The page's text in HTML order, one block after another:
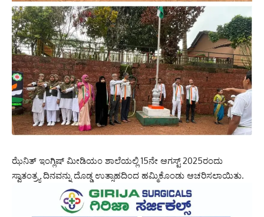
ಝೆನಿತ್ ಇಂಗ್ಲಿಷ್ ಮೀಡಿಯಂ ಶಾಲೆಯಲ್ಲಿ 15ನೇ ಆಗಸ್ಟ್ 2025ರಂದು
ಸ್ವಾತಂತ್ರ್ಯ ದಿನವನ್ನು ದೊಡ್ಡ ಉತ್ಸಾಹದಿಂದ ಹಮ್ಮಿಕೊಂಡು ಆಚರಿಸಲಾಯಿತು.